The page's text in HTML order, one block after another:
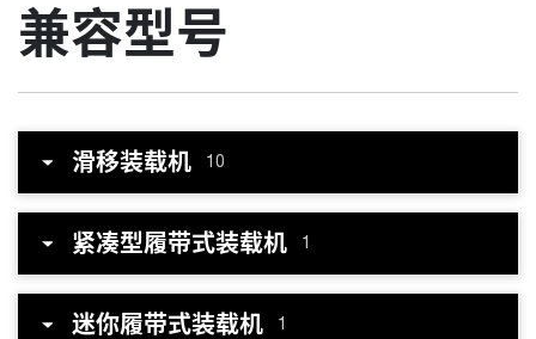
兼容型号
滑移装载机 10
紧凑型履带式装载机 1
迷你履带式装载机 1